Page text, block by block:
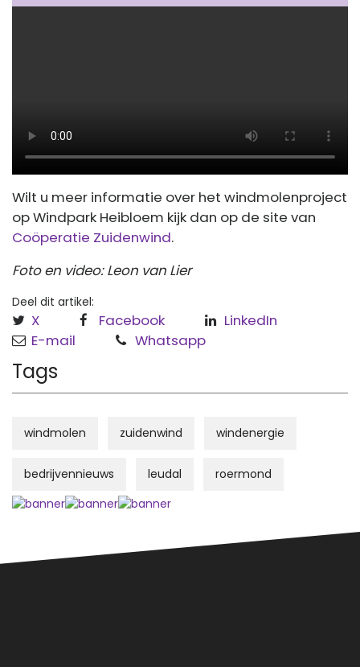
Wilt u meer informatie over het windmolenproject
op Windpark Heibloem kijk dan op de site van
Coöperatie Zuidenwind.
Foto en video: Leon van Lier
Deel dit artikel:
X Facebook
LinkedIn
E-mail
Whatsapp
Tags
windmolen zuidenwind windenergie
bedrijvennieuws leudal roermond